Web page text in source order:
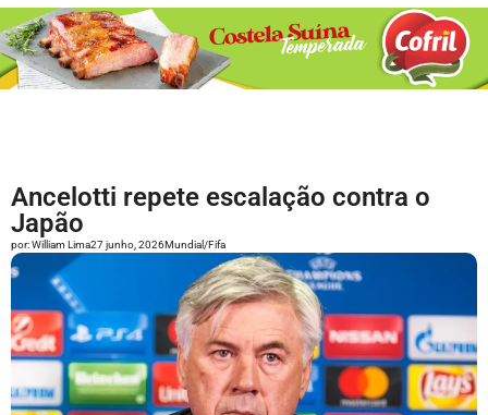
Ancelotti repete escalação contra o
Japão
por:William Lima27 junho, 2026Mundial/Fifa